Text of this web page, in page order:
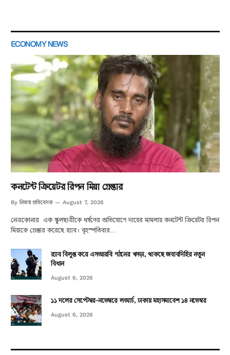
ECONOMY NEWS
কনটেন্ট ক্রিয়েটর রিপন মিয়া গ্রেপ্তার
By নিজস্ব প্রতিবেদক August 7, 2026
নেত্রকোনার এক স্কুলছাত্রীকে ধর্ষণের অভিযোগে দায়ের মামলায় কনটেন্ট ক্রিয়েটর রিপন
মিয়াকে গ্রেপ্তার করেছে র‍্যাব। বৃহস্পতিবার…
র‌্যাব বিলুপ্ত করে এসআরবি গঠনের খসড়া, থাকছে জবাবদিহির নতুন
বিধান
August 6, 2026
১১ দলের সেপ্টেম্বর-নভেম্বরে লংমার্চ, ঢাকায় মহাসমাবেশ ১৪ নভেম্বর
August 6, 2026